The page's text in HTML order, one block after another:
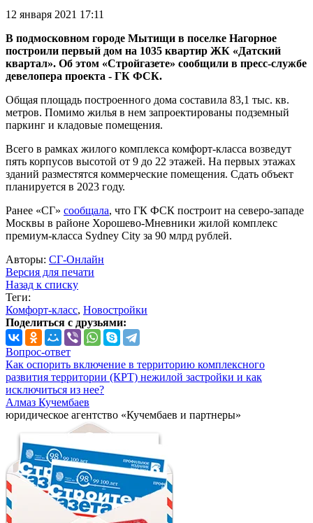
12 января 2021 17:11
В подмосковном городе Мытищи в поселке Нагорное
построили первый дом на 1035 квартир ЖК «Датский
квартал». Об этом «Стройгазете» сообщили в пресс-службе
девелопера проекта - ГК ФСК.
Общая площадь построенного дома составила 83,1 тыс. кв.
метров. Помимо жилья в нем запроектированы подземный
паркинг и кладовые помещения.
Всего в рамках жилого комплекса комфорт-класса возведут
пять корпусов высотой от 9 до 22 этажей. На первых этажах
зданий разместятся коммерческие помещения. Сдать объект
планируется в 2023 году.
Ранее «СГ» сообщала, что ГК ФСК построит на северо-западе
Москвы в районе Хорошево-Мневники жилой комплекс
премиум-класса Sydney City за 90 млрд рублей.
Авторы: СГ-Онлайн
Версия для печати
Назад к списку
Теги:
Комфорт-класс, Новостройки
Поделиться с друзьями:
Вопрос-ответ
Как оспорить включение в территорию комплексного
развития территории (КРТ) нежилой застройки и как
исключиться из нее?
Алмаз Кучембаев
юридическое агентство «Кучембаев и партнеры»